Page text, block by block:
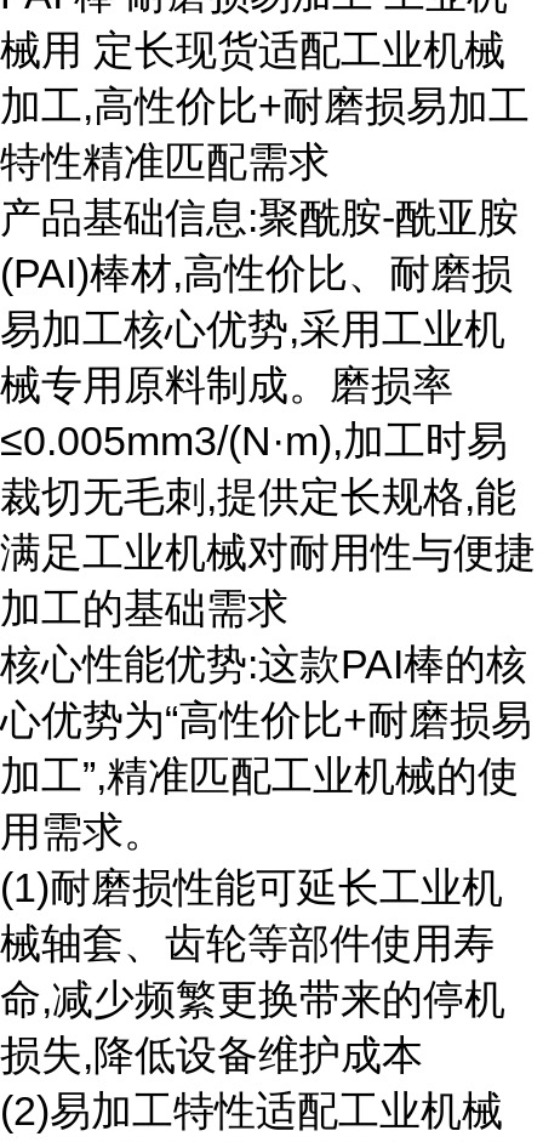
械用 定长现货适配工业机械
加工,高性价比+耐磨损易加工
特性精准匹配需求
产品基础信息:聚酰胺-酰亚胺
(PAI)棒材,高性价比、耐磨损
易加工核心优势,采用工业机
械专用原料制成。磨损率
≤0.005mm3/(N·m),加工时易
裁切无毛刺,提供定长规格,能
满足工业机械对耐用性与便捷
加工的基础需求
核心性能优势:这款PAI棒的核
心优势为“高性价比+耐磨损易
加工”,精准匹配工业机械的使
用需求。
(1)耐磨损性能可延长工业机
械轴套、齿轮等部件使用寿
命,减少频繁更换带来的停机
损失,降低设备维护成本
(2)易加工特性适配工业机械